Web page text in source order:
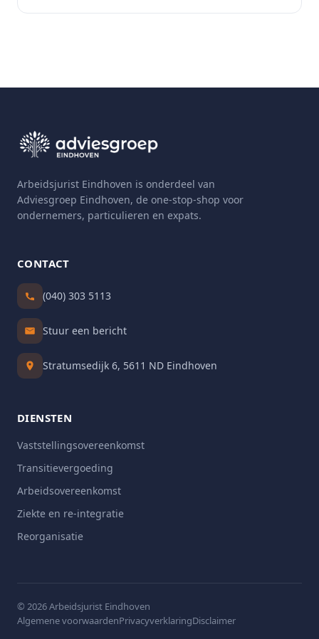
Arbeidsjurist Eindhoven is onderdeel van
Adviesgroep Eindhoven, de one-stop-shop voor
ondernemers, particulieren en expats.
CONTACT
(040) 303 5113
Stuur een bericht
Stratumsedijk 6, 5611 ND Eindhoven
DIENSTEN
Vaststellingsovereenkomst
Transitievergoeding
Arbeidsovereenkomst
Ziekte en re-integratie
Reorganisatie
© 2026 Arbeidsjurist Eindhoven
Algemene voorwaardenPrivacyverklaringDisclaimer